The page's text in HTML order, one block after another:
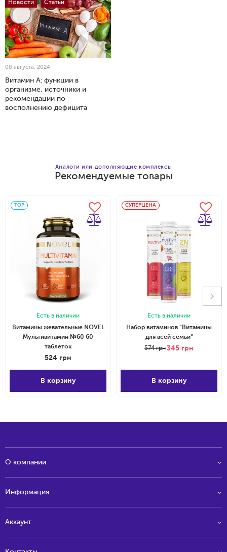
Новости Статьи
08 августа, 2024
Витамин А: функции в
организме, источники и
рекомендации по
восполнению дефицита
Аналоги или дополняющие комплексы
Рекомендуемые товары
ТОP
Есть в наличии
Витамины жевательные NOVEL
Мультивитамин №60 60
таблеток
524 грн
В корзину
СУПЕРЦЕНА
Есть в наличии
Набор витаминов "Витамины
для всей семьи"
574грн345 грн
В корзину
О компании
Информация
Аккаунт